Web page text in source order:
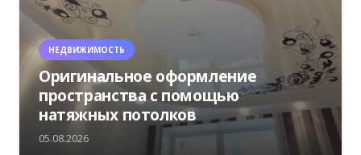
НЕДВИЖИМОСТЬ
Оригинальное оформление
пространства с помощью
натяжных потолков
05.08.2026